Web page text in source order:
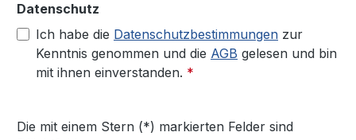
Datenschutz
Ich habe die Datenschutzbestimmungen zur
Kenntnis genommen und die AGB gelesen und bin
mit ihnen einverstanden. *
Die mit einem Stern (*) markierten Felder sind